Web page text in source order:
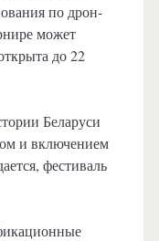
по дрон-
может
до 22
Беларуси
и включением
фестиваль